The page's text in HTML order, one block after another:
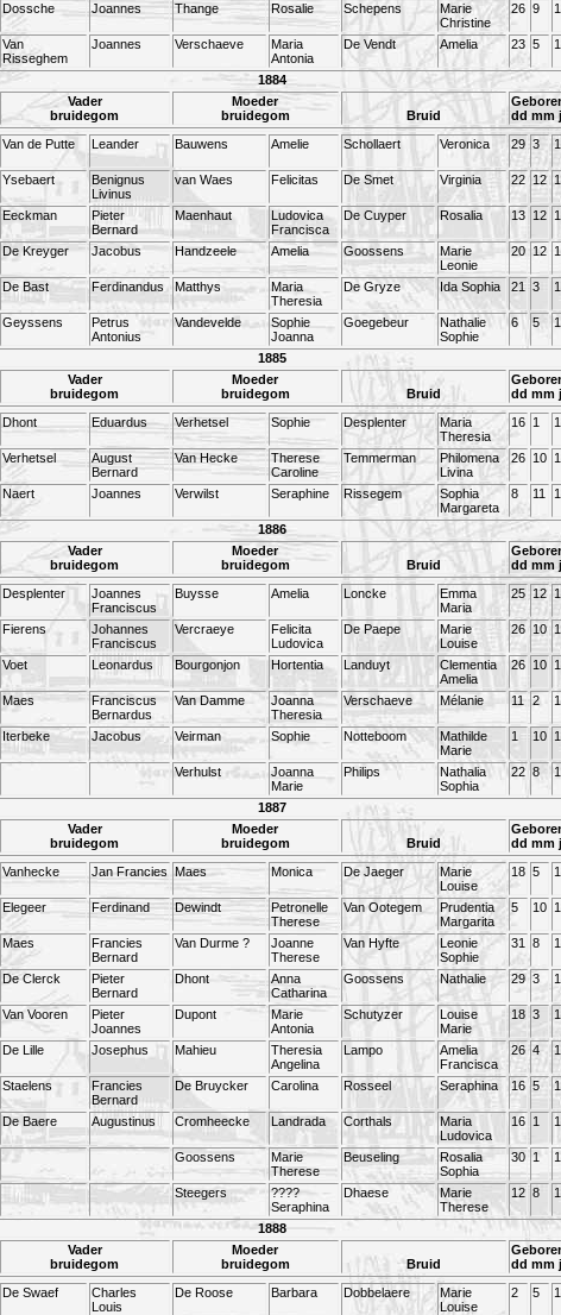
Dossche Joannes Thange Rosalie Schepens
Marie
Christine
26 9
Van
Risseghem
Joannes Verschaeve
Maria
Antonia
De Vendt Amelia 23 5
1884
Vader
bruidegom
Moeder
bruidegom
Bruid
dd mm
Van de Putte Leander Bauwens Amelie Schollaert Veronica 29 3
Ysebaert
Benignus
Livinus
van Waes Felicitas De Smet Virginia 22 12
Eeckman
Pieter
Bernard
Maenhaut
Ludovica
Francisca
De Cuyper Rosalia 13 12
De Kreyger Jacobus Handzeele Amelia Goossens
Marie
Leonie
20 12
De Bast Ferdinandus Matthys
Maria
Theresia
De Gryze Ida Sophia 21 3
Geyssens
Petrus
Antonius
Vandevelde
Sophie
Joanna
Goegebeur
Nathalie
Sophie
6 5
1885
Vader
bruidegom
Moeder
bruidegom
Bruid
dd mm
Dhont Eduardus Verhetsel Sophie Desplenter
Maria
Theresia
16 1
Verhetsel
August
Bernard
Van Hecke
Therese
Caroline
Temmerman
Philomena
Livina
26 10
Naert Joannes Verwilst Seraphine Rissegem
Sophia
Margareta
8 11
1886
Vader
bruidegom
Moeder
bruidegom
Bruid
dd mm
Desplenter
Joannes
Franciscus
Buysse Amelia Loncke
Emma
Maria
25 12
Fierens
Johannes
Franciscus
Vercraeye
Felicita
Ludovica
De Paepe
Marie
Louise
26 10
Voet Leonardus Bourgonjon Hortentia Landuyt
Clementia
Amelia
26 10
Maes
Franciscus
Bernardus
Van Damme
Joanna
Theresia
Verschaeve Mélanie 11 2
Iterbeke Jacobus Veirman Sophie Notteboom
Mathilde
Marie
1 10
Verhulst
Joanna
Marie
Philips
Nathalia
Sophia
22 8
1887
Vader
bruidegom
Moeder
bruidegom
Bruid
dd mm
Vanhecke Jan Francies Maes Monica De Jaeger
Marie
Louise
18 5
Elegeer Ferdinand Dewindt
Petronelle
Therese
Van Ootegem
Prudentia
Margarita
5 10
Maes
Francies
Bernard
Van Durme ?
Joanne
Therese
Van Hyfte
Leonie
Sophie
31 8
De Clerck
Pieter
Bernard
Dhont
Anna
Catharina
Goossens Nathalie 29 3
Van Vooren
Pieter
Joannes
Dupont
Marie
Antonia
Schutyzer
Louise
Marie
18 3
De Lille Josephus Mahieu
Theresia
Angelina
Lampo
Amelia
Francisca
26 4
Staelens
Francies
Bernard
De Bruycker Carolina Rosseel Seraphina 16 5
De Baere Augustinus Cromheecke Landrada Corthals
Maria
Ludovica
16 1
Goossens
Marie
Therese
Beuseling
Rosalia
Sophia
30 1
Steegers
????
Seraphina
Dhaese
Marie
Therese
12 8
1888
Vader
bruidegom
Moeder
bruidegom
Bruid
dd mm
De Swaef
Charles
Louis
De Roose Barbara Dobbelaere
Marie
Louise
2 5